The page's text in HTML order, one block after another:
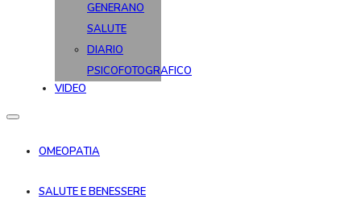
GENERANO
SALUTE
DIARIO
PSICOFOTOGRAFICO
VIDEO
OMEOPATIA
SALUTE E BENESSERE